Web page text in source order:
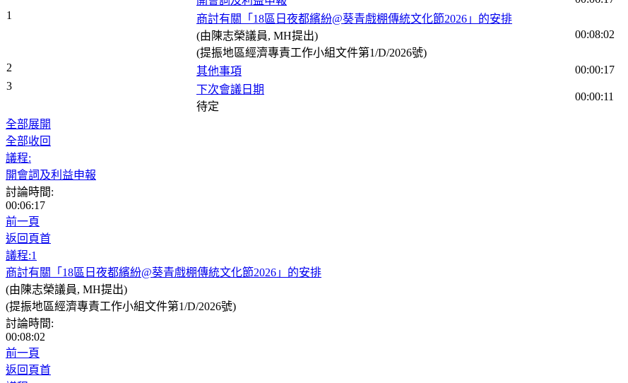
1
商討有關「18區日夜都繽紛@葵青戲棚傳統文化節2026」的安排
(由陳志榮議員, MH提出)
(提振地區經濟專責工作小組文件第1/D/2026號)
00:08:02
2 其他事項
00:00:17
3
下次會議日期
待定
00:00:11
全部展開
全部收回
議程:
開會詞及利益申報
討論時間:
00:06:17
前一頁
返回頁首
議程:1
商討有關「18區日夜都繽紛@葵青戲棚傳統文化節2026」的安排
(由陳志榮議員, MH提出)
(提振地區經濟專責工作小組文件第1/D/2026號)
討論時間:
00:08:02
前一頁
返回頁首